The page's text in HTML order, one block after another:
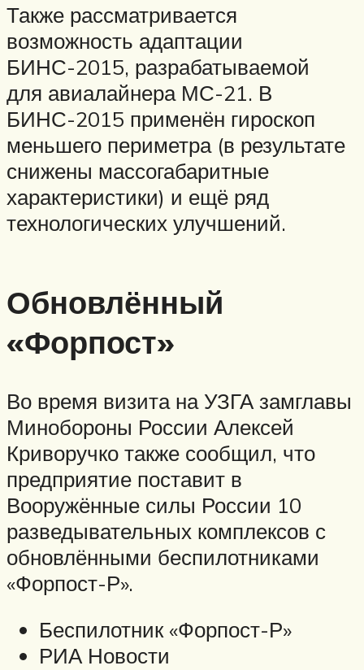
Также рассматривается
возможность адаптации
БИНС-2015, разрабатываемой
для авиалайнера МС-21. В
БИНС-2015 применён гироскоп
меньшего периметра (в результате
снижены массогабаритные
характеристики) и ещё ряд
технологических улучшений.
Обновлённый
«Форпост»
Во время визита на УЗГА замглавы
Минобороны России Алексей
Криворучко также сообщил, что
предприятие поставит в
Вооружённые силы России 10
разведывательных комплексов с
обновлёнными беспилотниками
«Форпост-Р».
Беспилотник «Форпост-Р»
РИА Новости